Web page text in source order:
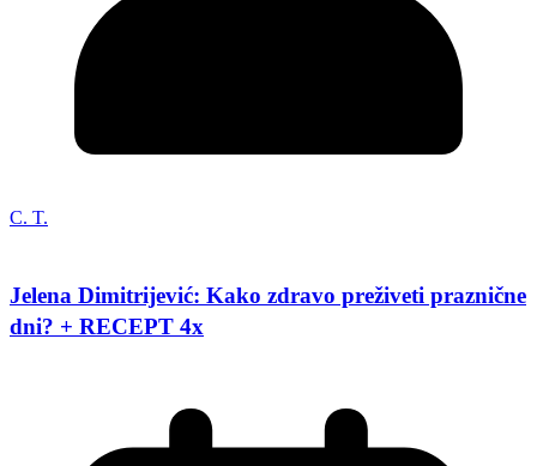
C. T.
Jelena Dimitrijević: Kako zdravo preživeti praznične
dni? + RECEPT 4x